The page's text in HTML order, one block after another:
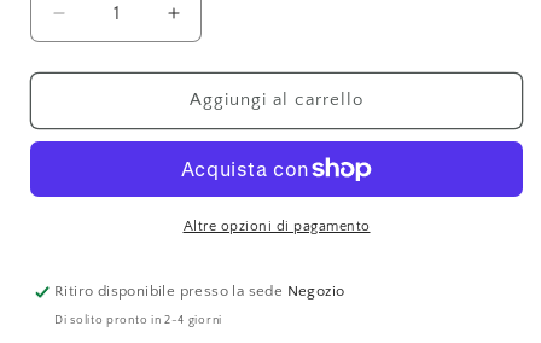
Diminuisci
quantità
per
&quot;Daphne&quot;
a
Aumenta
quantità
per
Orecchini
&quot;Daphne&quot;
cristalli
a
goccia
Aggiungi al carrello
Altre opzioni di pagamento
Ritiro disponibile presso la sede Negozio
Di solito pronto in 2-4 giorni